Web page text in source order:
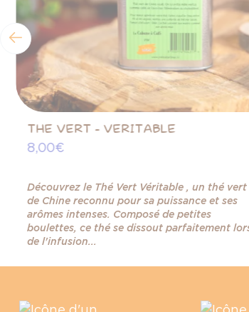
THE VERT - VERITABLE
8,00 €
Découvrez le Thé Vert Véritable , un thé vert
de Chine reconnu pour sa puissance et ses
arômes intenses. Composé de petites
boulettes, ce thé se dissout parfaitement
de l'infusion...